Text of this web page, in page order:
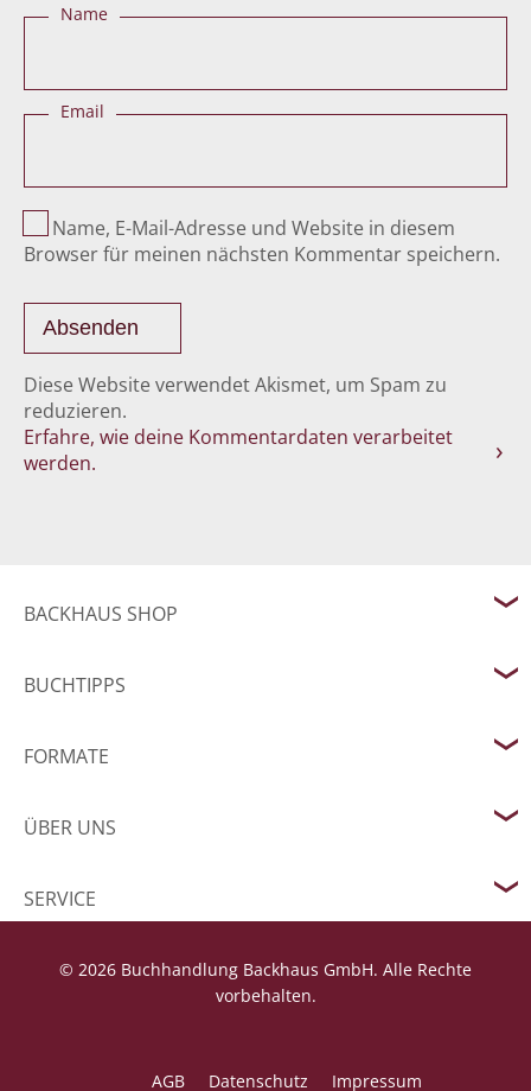
Name
Email
Name, E-Mail-Adresse und Website in diesem
Browser für meinen nächsten Kommentar speichern.
Diese Website verwendet Akismet, um Spam zu
reduzieren.
Erfahre, wie deine Kommentardaten verarbeitet
werden.
BACKHAUS SHOP
BUCHTIPPS
FORMATE
ÜBER UNS
SERVICE
© 2026 Buchhandlung Backhaus GmbH. Alle Rechte
vorbehalten.
AGB Datenschutz Impressum